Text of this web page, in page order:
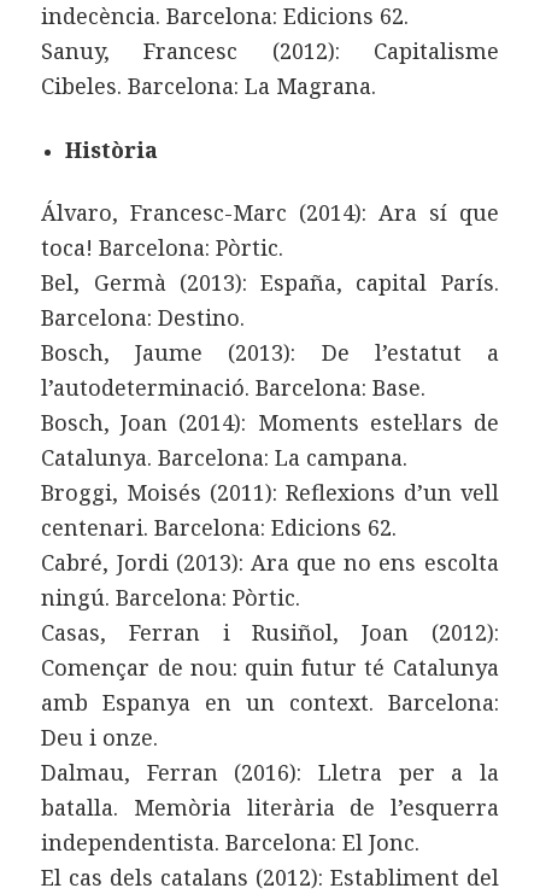
indecència. Barcelona: Edicions 62.
Sanuy, Francesc (2012): Capitalisme
Cibeles. Barcelona: La Magrana.
Història
Álvaro, Francesc-Marc (2014): Ara sí que
toca! Barcelona: Pòrtic.
Bel, Germà (2013): España, capital París.
Barcelona: Destino.
Bosch, Jaume (2013): De l’estatut a
l’autodeterminació. Barcelona: Base.
Bosch, Joan (2014): Moments estel·lars de
Catalunya. Barcelona: La campana.
Broggi, Moisés (2011): Reflexions d’un vell
centenari. Barcelona: Edicions 62.
Cabré, Jordi (2013): Ara que no ens escolta
ningú. Barcelona: Pòrtic.
Casas, Ferran i Rusiñol, Joan (2012):
Començar de nou: quin futur té Catalunya
amb Espanya en un context. Barcelona:
Deu i onze.
Dalmau, Ferran (2016): Lletra per a la
batalla. Memòria literària de l’esquerra
independentista. Barcelona: El Jonc.
El cas dels catalans (2012): Establiment del